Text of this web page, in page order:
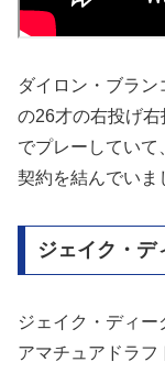
ダイロン・ブラン
の26才の右投げ
でプレーしてい
契約を結んでいま
ジェイク・デ
ジェイク・ディー
アマチュアドラ